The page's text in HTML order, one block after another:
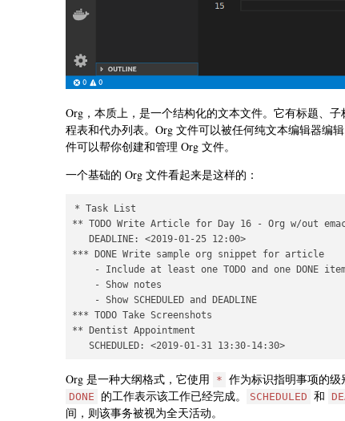
Org，本质上，是一个结构化的文本文件。它有标题、
程表和代办列表。Org 文件可以被任何纯文本编辑器编辑
件可以帮你创建和管理 Org 文件。
一个基础的 Org 文件看起来是这样的：
* Task List
** TODO Write Article for Day 16 - Org w/out
   DEADLINE: <2019-01-25 12:00>
*** DONE Write sample org snippet for article
- Include at least one TODO and one DONE
    - Show notes
    - Show SCHEDULED and DEADLINE
*** TODO Take Screenshots
** Dentist Appointment
   SCHEDULED: <2019-01-31 13:30-14:30>
Org 是一种大纲格式，它使用 * 作为标识指明事项的级
DONE 的工作表示该工作已经完成。 SCHEDULED 和
间，则该事务被视为全天活动。